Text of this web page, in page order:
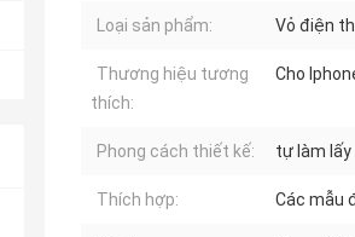
Loại sản phẩm: Vỏ điện
Thương hiệu tương
thích:
Cho
Phong cách thiết kế: tự làm lấy
Thích hợp: Các mẫu